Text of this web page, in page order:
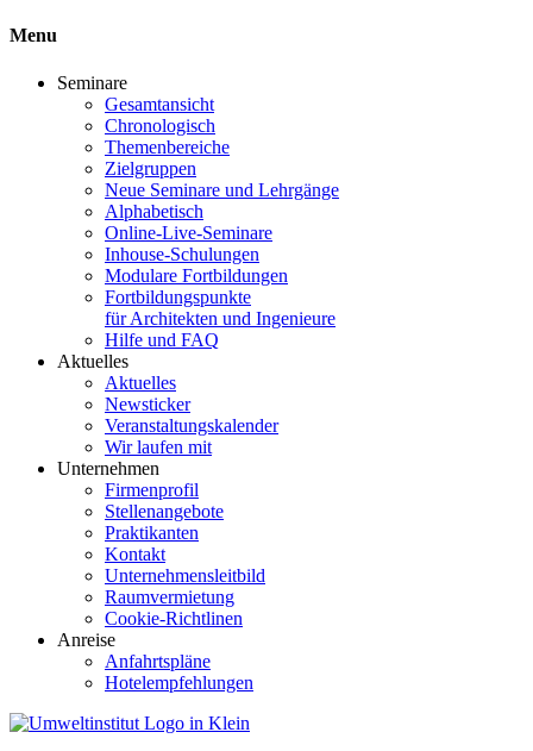
Menu
Seminare
Gesamtansicht
Chronologisch
Themenbereiche
Zielgruppen
Neue Seminare und Lehrgänge
Alphabetisch
Online-Live-Seminare
Inhouse-Schulungen
Modulare Fortbildungen
Fortbildungspunkte
für Architekten und Ingenieure
Hilfe und FAQ
Aktuelles
Aktuelles
Newsticker
Veranstaltungskalender
Wir laufen mit
Unternehmen
Firmenprofil
Stellenangebote
Praktikanten
Kontakt
Unternehmensleitbild
Raumvermietung
Cookie-Richtlinen
Anreise
Anfahrtspläne
Hotelempfehlungen